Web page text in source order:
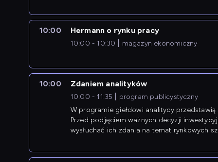
10:00 Hermann o rynku pracy
10:00 - 10:30 magazyn ekonomiczny
10:00 Zdaniem analityków
10:00 - 11:35
program publicystyczny
W programie giełdowi analitycy
Przed podjęciem ważnych decyzji
wysłuchać ich zdania na temat rynkowych